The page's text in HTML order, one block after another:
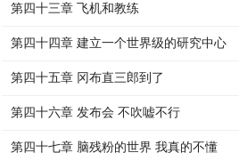
第四十三章 飞机和教练
第四十四章 建立一个世界级的研究中心
第四十五章 冈布直三郎到了
第四十六章 发布会 不吹嘘不行
第四十七章 脑残粉的世界 我真的不懂